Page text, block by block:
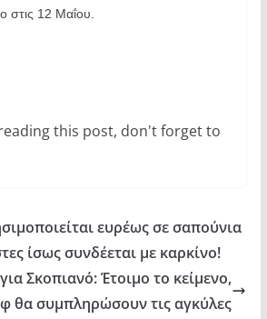
στις 12 Μαΐου.
this post, don't forget to
ευρέως σε σαπούνια
ίσως συνδέεται με καρκίνο!
Σκοπιανό: Έτοιμο το κείμενο,
θα συμπληρώσουν τις αγκύλες